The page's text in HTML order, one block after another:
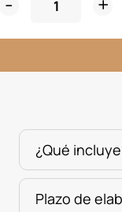
¿Qué
Plazo de